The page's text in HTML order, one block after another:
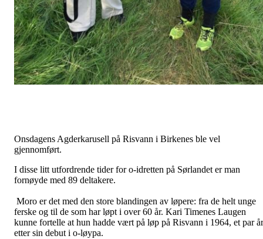
Onsdagens Agderkarusell på Risvann i Birkenes ble vel
gjennomført.
I disse litt utfordrende tider for o-idretten på Sørlandet er man
fornøyde med 89 deltakere.
Moro er det med den store blandingen av løpere: fra de helt unge
ferske og til de som har løpt i over 60 år. Kari Timenes Laugen
kunne fortelle at hun hadde vært på løp på Risvann i 1964, et par år
etter sin debut i o-løypa.